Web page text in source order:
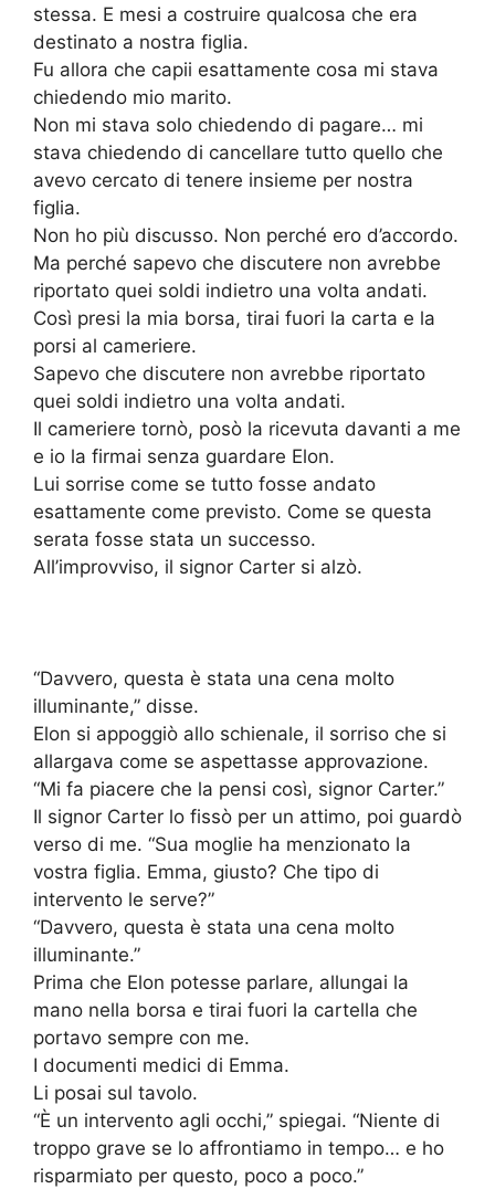
stessa. E mesi a costruire qualcosa che era
destinato a nostra figlia.
Fu allora che capii esattamente cosa mi stava
chiedendo mio marito.
Non mi stava solo chiedendo di pagare… mi
stava chiedendo di cancellare tutto quello che
avevo cercato di tenere insieme per nostra
figlia.
Non ho più discusso. Non perché ero d’accordo.
Ma perché sapevo che discutere non avrebbe
riportato quei soldi indietro una volta andati.
Così presi la mia borsa, tirai fuori la carta e la
porsi al cameriere.
Sapevo che discutere non avrebbe riportato
quei soldi indietro una volta andati.
Il cameriere tornò, posò la ricevuta davanti a me
e io la firmai senza guardare Elon.
Lui sorrise come se tutto fosse andato
esattamente come previsto. Come se questa
serata fosse stata un successo.
All’improvviso, il signor Carter si alzò.
“Davvero, questa è stata una cena molto
illuminante,” disse.
Elon si appoggiò allo schienale, il sorriso che si
allargava come se aspettasse approvazione.
“Mi fa piacere che la pensi così, signor Carter.”
Il signor Carter lo fissò per un attimo, poi guardò
verso di me. “Sua moglie ha menzionato la
vostra figlia. Emma, giusto? Che tipo di
intervento le serve?”
“Davvero, questa è stata una cena molto
illuminante.”
Prima che Elon potesse parlare, allungai la
mano nella borsa e tirai fuori la cartella che
portavo sempre con me.
I documenti medici di Emma.
Li posai sul tavolo.
“È un intervento agli occhi,” spiegai. “Niente di
troppo grave se lo affrontiamo in tempo… e ho
risparmiato per questo, poco a poco.”